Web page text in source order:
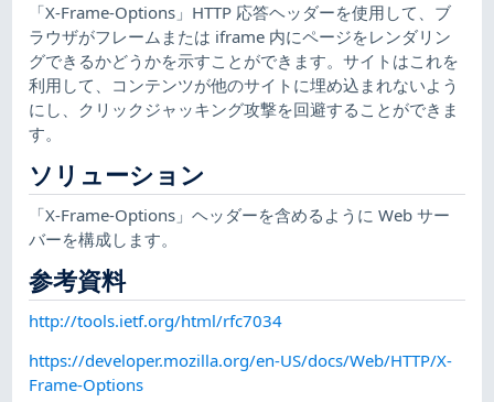
「X-Frame-Options」HTTP 応答ヘッダーを使用して、ブ
ラウザがフレームまたは iframe 内にページをレンダリン
グできるかどうかを示すことができます。サイトはこれを
利用して、コンテンツが他のサイトに埋め込まれないよう
にし、クリックジャッキング攻撃を回避することができま
す。
ソリューション
「X-Frame-Options」ヘッダーを含めるように Web サー
バーを構成します。
参考資料
http://tools.ietf.org/html/rfc7034
https://developer.mozilla.org/en-US/docs/Web/HTTP/X-
Frame-Options